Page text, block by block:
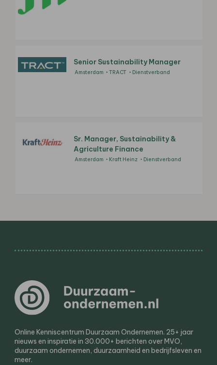
Senior Sustainability Manager
Amsterdam TRACT Dienstverband
Sr. Manager, Sustainability &
Agriculture Finance
Amsterdam Kraft Heinz Dienstverband
Online Kenniscentrum Duurzaam Ondernemen. 25+ jaar
nieuws en inspiratie in 30.000+ berichten over MVO,
duurzaam ondernemen, duurzaamheid en bedrijfsleven en
meer.